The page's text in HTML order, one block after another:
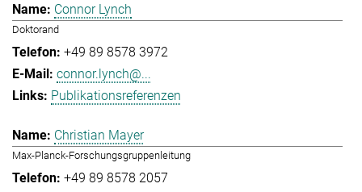
Connor Lynch
Doktorand
+49 89 8578 3972
connor.lynch@...
Publikationsreferenzen
Christian Mayer
Max-Planck-Forschungsgruppenleitung
+49 89 8578 2057